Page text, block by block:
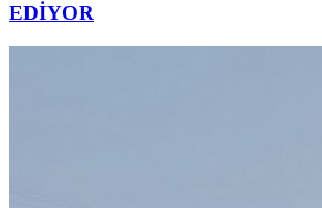
EDİYOR